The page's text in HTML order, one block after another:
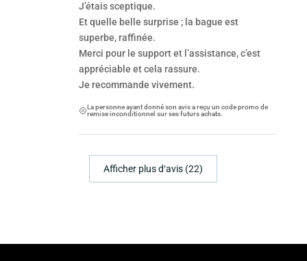
J’étais sceptique.
Et quelle belle surprise ; la bague est
superbe, raffinée.
Merci pour le support et l’assistance, c’est
appréciable et cela rassure.
Je recommande vivement.
La personne ayant donné son avis a reçu un code promo de
remise inconditionnel sur ses futurs achats.
Afficher plus d‘avis (22)